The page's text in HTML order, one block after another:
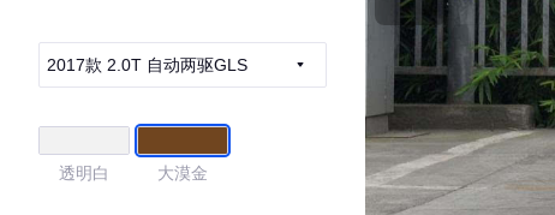
2017款 2.0T 自动两驱GLS
透明白 大漠金